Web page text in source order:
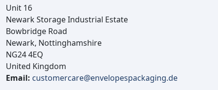
Unit 16
Newark Storage Industrial Estate
Bowbridge Road
Newark, Nottinghamshire
NG24 4EQ
United Kingdom
Email: customercare@envelopespackaging.de